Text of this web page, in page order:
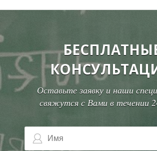
Оставьте заявку и наши
свяжутся с Вами в течении